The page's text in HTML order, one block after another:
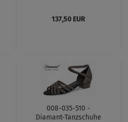
137,50 EUR
008-035-510 -
Diamant-Tanzschuhe